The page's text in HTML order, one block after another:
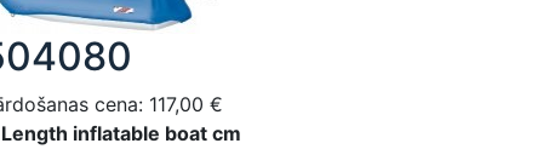
cena: 117,00 €
inflatable boat cm